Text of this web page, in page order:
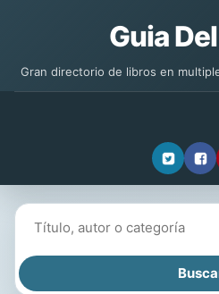
Guia
Gran directorio de libros en